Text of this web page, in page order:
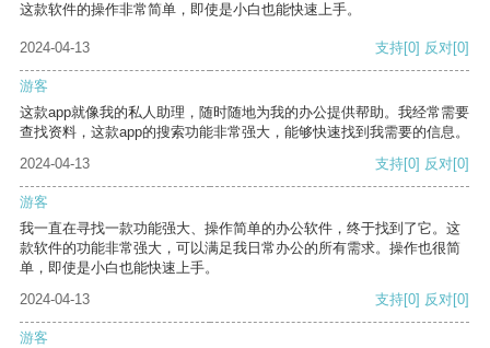
这款软件的操作非常简单，即使是小白也能快速上手。
2024-04-13 支持[0] 反对[0]
游客
这款app就像我的私人助理，随时随地为我的办公提供帮助。我经常需要
查找资料，这款app的搜索功能非常强大，能够快速找到我需要的信息。
2024-04-13
支持[0] 反对[0]
游客
我一直在寻找一款功能强大、操作简单的办公软件，终于找到了它。这
款软件的功能非常强大，可以满足我日常办公的所有需求。操作也很简
单，即使是小白也能快速上手。
2024-04-13
支持[0] 反对[0]
游客